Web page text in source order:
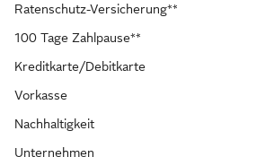
Ratenschutz-Versicherung**
100 Tage Zahlpause**
Kreditkarte/Debitkarte
Vorkasse
Nachhaltigkeit
Unternehmen